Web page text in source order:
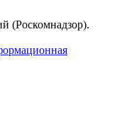
(Роскомнадзор).